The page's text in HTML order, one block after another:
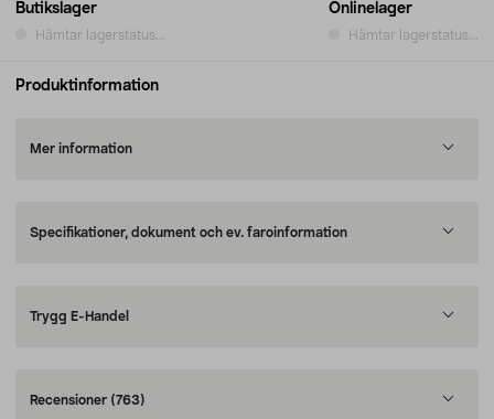
Butikslager
Hämtar lagerstatus...
Onlinelager
Hämtar lagerstatus...
Produktinformation
Mer information
Specifikationer, dokument och ev. faroinformation
Trygg E-Handel
Recensioner (763)